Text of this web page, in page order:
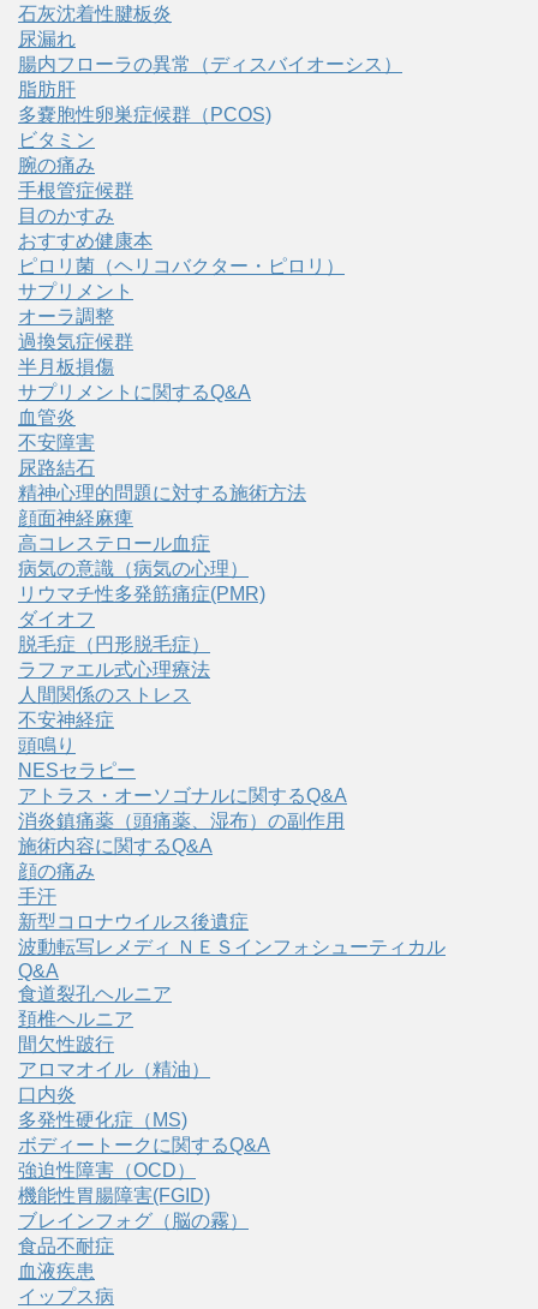
石灰沈着性腱板炎
尿漏れ
腸内フローラの異常（ディスバイオーシス）
脂肪肝
多嚢胞性卵巣症候群（PCOS)
ビタミン
腕の痛み
手根管症候群
目のかすみ
おすすめ健康本
ピロリ菌（ヘリコバクター・ピロリ）
サプリメント
オーラ調整
過換気症候群
半月板損傷
サプリメントに関するQ&A
血管炎
不安障害
尿路結石
精神心理的問題に対する施術方法
顔面神経麻痺
高コレステロール血症
病気の意識（病気の心理）
リウマチ性多発筋痛症(PMR)
ダイオフ
脱毛症（円形脱毛症）
ラファエル式心理療法
人間関係のストレス
不安神経症
頭鳴り
NESセラピー
アトラス・オーソゴナルに関するQ&A
消炎鎮痛薬（頭痛薬、湿布）の副作用
施術内容に関するQ&A
顔の痛み
手汗
新型コロナウイルス後遺症
波動転写レメディ ＮＥＳインフォシューティカル
Q&A
食道裂孔ヘルニア
頚椎ヘルニア
間欠性跛行
アロマオイル（精油）
口内炎
多発性硬化症（MS)
ボディートークに関するQ&A
強迫性障害（OCD）
機能性胃腸障害(FGID)
ブレインフォグ（脳の霧）
食品不耐症
血液疾患
イップス病